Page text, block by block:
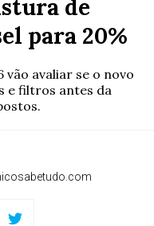
de
para 20%
avaliar se o novo
e filtros antes da